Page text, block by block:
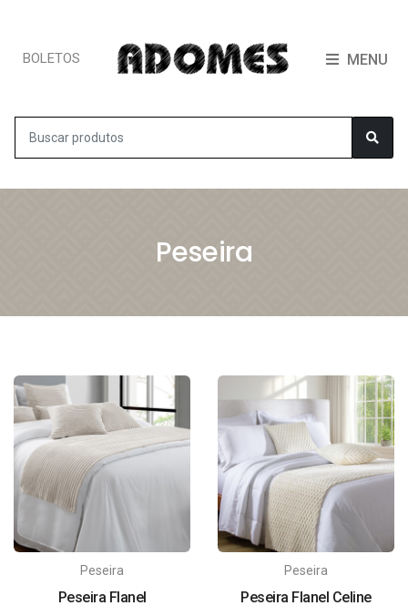
BOLETOS MENU
Peseira
Peseira
Peseira Flanel
Peseira
Peseira Flanel Celine